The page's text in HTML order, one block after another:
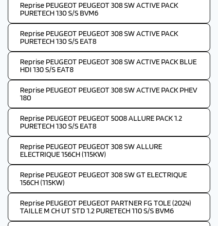
Reprise PEUGEOT PEUGEOT 308 SW ACTIVE PACK
PURETECH 130 S/S BVM6
Reprise PEUGEOT PEUGEOT 308 SW ACTIVE PACK
PURETECH 130 S/S EAT8
Reprise PEUGEOT PEUGEOT 308 SW ACTIVE PACK BLUE
HDI 130 S/S EAT8
Reprise PEUGEOT PEUGEOT 308 SW ACTIVE PACK PHEV
180
Reprise PEUGEOT PEUGEOT 5008 ALLURE PACK 1.2
PURETECH 130 S/S EAT8
Reprise PEUGEOT PEUGEOT 308 SW ALLURE
ELECTRIQUE 156CH (115KW)
Reprise PEUGEOT PEUGEOT 308 SW GT ELECTRIQUE
156CH (115KW)
Reprise PEUGEOT PEUGEOT PARTNER FG TOLE (2024)
TAILLE M CH UT STD 1.2 PURETECH 110 S/S BVM6